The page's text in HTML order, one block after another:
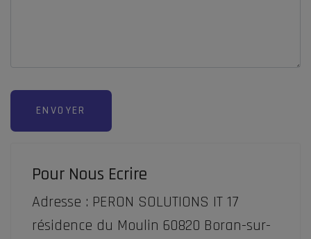
Système Captcha
ENVOYER
Pour Nous Ecrire
Adresse : PERON SOLUTIONS IT 17
résidence du Moulin 60820 Boran-sur-